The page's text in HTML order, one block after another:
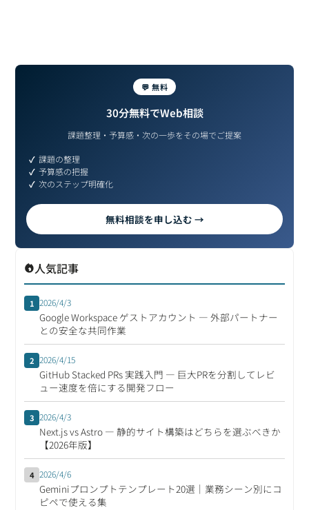
💬 無料
30分無料でWeb相談
課題整理・予算感・次の一歩をその場でご提案
課題の整理
予算感の把握
次のステップ明確化
無料相談を申し込む →
人気記事
1 2026/4/3
Google Workspace ゲストアカウント ― 外部パートナー
との安全な共同作業
2 2026/4/15
GitHub Stacked PRs 実践入門 ― 巨大PRを分割してレビ
ュー速度を倍にする開発フロー
3 2026/4/3
Next.js vs Astro ― 静的サイト構築はどちらを選ぶべきか
【2026年版】
4 2026/4/6
Geminiプロンプトテンプレート20選｜業務シーン別にコ
ピペで使える集